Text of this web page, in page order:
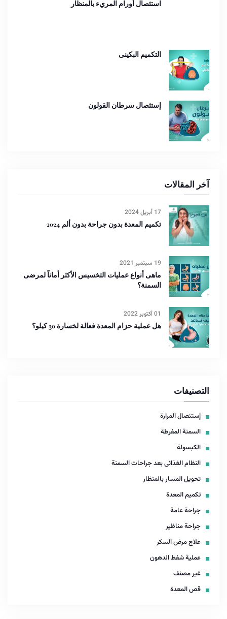
استئصال أورام المريء بالمنظار
التكميم البكينى
إستئصال سرطان القولون
آخر المقالات
17 أبريل 2024
تكميم المعدة بدون جراحة بدون ألم 2024
19 سبتمبر 2021
ماهى أنواع عمليات التخسيس الأكثر أماناً لمرضى
السمنة؟
01 أكتوبر 2022
هل عملية حزام المعدة فعالة لخسارة 30 كيلو؟
التصنيفات
إستئصال المرارة
السمنة المفرطة
الكبسولة
النظام الغذائى بعد جراحات السمنة
تحويل المسار بالمنظار
تكميم المعدة
جراحة عامة
جراحة مناظير
علاج مرض السكر
عملية شفط الدهون
غير مصنف
قص المعدة